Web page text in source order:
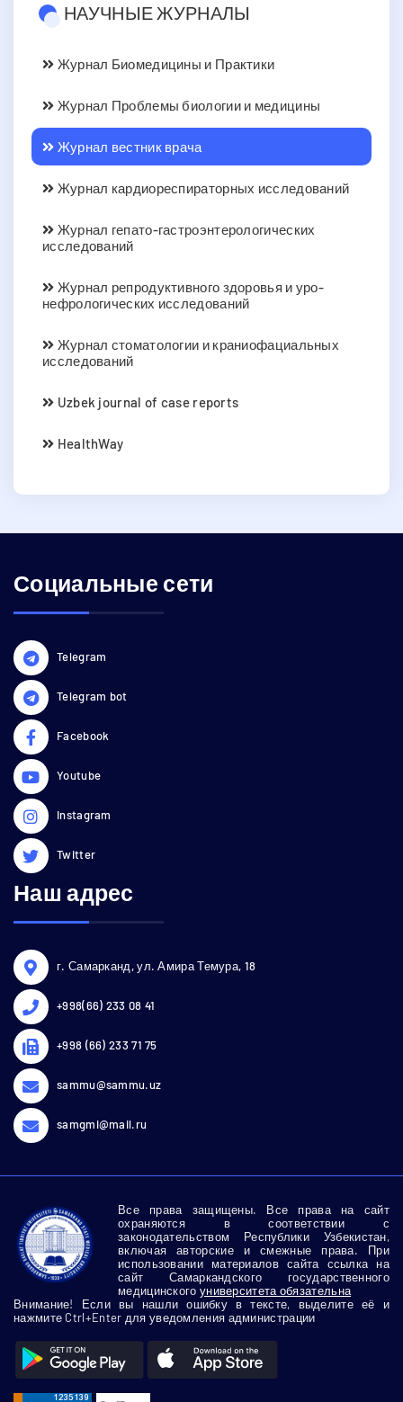
НАУЧНЫЕ ЖУРНАЛЫ
Журнал Биомедицины и Практики
Журнал Проблемы биологии и медицины
Журнал вестник врача
Журнал кардиореспираторных исследований
Журнал гепато-гастроэнтерологических
исследований
Журнал репродуктивного здоровья и уро-
нефрологических исследований
Журнал стоматологии и краниофациальных
исследований
Uzbek journal of case reports
HealthWay
Социальные сети
Telegram
Telegram bot
Facebook
Youtube
Instagram
Twitter
Наш адрес
г. Самарканд, ул. Амира Темура, 18
+998(66) 233 08 41
+998 (66) 233 71 75
sammu@sammu.uz
samgmi@mail.ru
Все права защищены. Все права на сайт
охраняются в соответствии с
законодательством Республики Узбекистан,
включая авторские и смежные права. При
использовании материалов сайта ссылка на
сайт Самаркандского государственного
медицинского университета обязательна
Внимание! Если вы нашли ошибку в тексте, выделите её и
нажмите Ctrl+Enter для уведомления администрации